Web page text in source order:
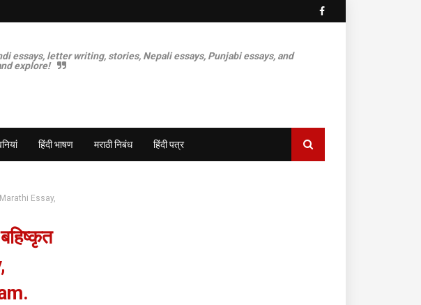
essays, letter writing, stories, Nepali essays, Punjabi essays, and
explore!
हिंदी भाषण मराठी निबंध हिंदी पत्र
Essay,